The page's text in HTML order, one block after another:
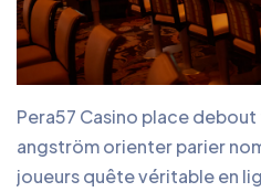
Pera57 Casino place
angström orienter parier
joueurs quête véritable en